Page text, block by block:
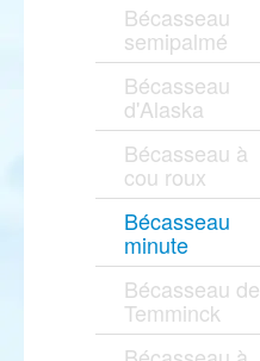
Bécasseau
semipalmé
Bécasseau
d'Alaska
Bécasseau à
cou roux
Bécasseau
minute
Bécasseau de
Temminck